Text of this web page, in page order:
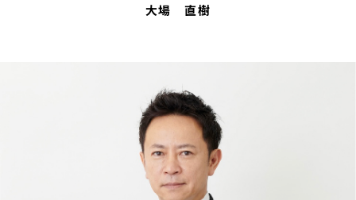
大場 直樹